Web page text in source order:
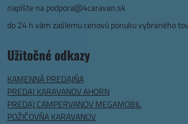
napíšte napodpora@4caravan.sk
do 24 h vám zašlemu cenovú ponuku vybraného
Užitočné odkazy
KAMENNÁ PREDAJŇA
PREDAJ KARAVANOV AHORN
PREDAJ CAMPERVANOV MEGAMOBIL
POŽIČOVŇA KARAVANOV